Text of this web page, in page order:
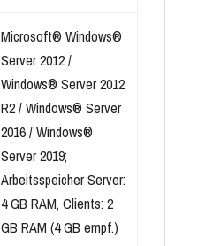
Microsoft® Windows®
Server 2012 /
Windows® Server 2012
R2 / Windows® Server
2016 / Windows®
Server 2019;
Arbeitsspeicher Server:
4 GB RAM, Clients: 2
GB RAM (4 GB empf.)